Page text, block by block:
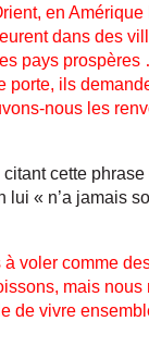
en Amérique
dans des
pays prospères
porte, ils
nous les
cette phrase
lui « n’a jamais
voler comme
mais nous
de vivre